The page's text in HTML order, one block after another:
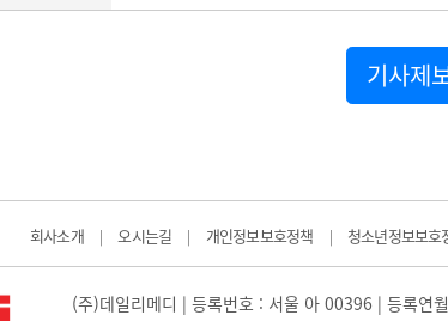
기사제
회사소개 | 오시는길 | 개인정보보호정책 | 청소년정보보호
(주)데일리메디 | 등록번호 : 서울 아 00396 | 등록연